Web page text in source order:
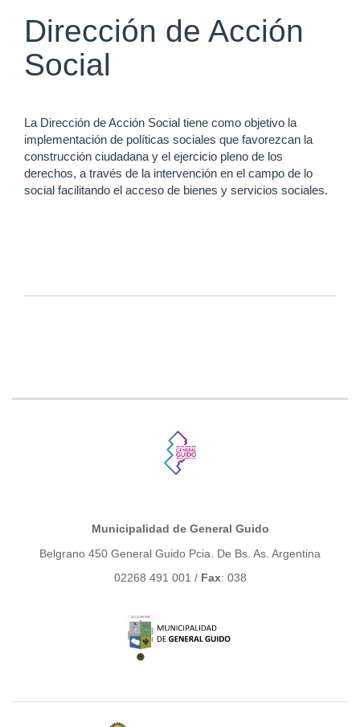
Dirección de Acción
Social
La Dirección de Acción Social tiene como objetivo la
implementación de políticas sociales que favorezcan la
construcción ciudadana y el ejercicio pleno de los
derechos, a través de la intervención en el campo de lo
social facilitando el acceso de bienes y servicios sociales.
Municipalidad de General Guido
Belgrano 450 General Guido Pcia. De Bs. As. Argentina
02268 491 001 / Fax: 038